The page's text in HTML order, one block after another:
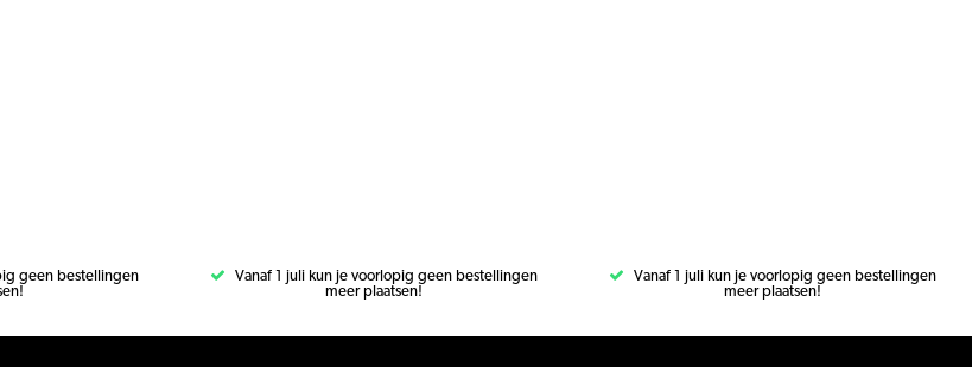
geen bestellingen
Vanaf 1 juli kun je voorlopig geen bestellingen
meer plaatsen!
Vanaf 1 juli kun je voorlopig geen bestellingen
meer plaatsen!